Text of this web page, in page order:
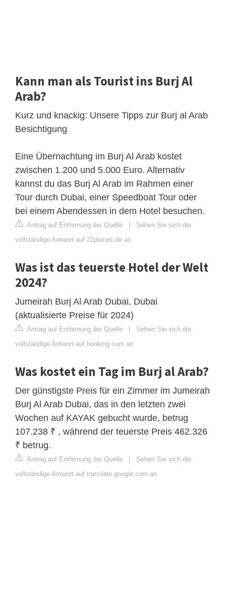
Kann man als Tourist ins Burj Al
Arab?
Kurz und knackig: Unsere Tipps zur Burj al Arab
Besichtigung
Eine Übernachtung im Burj Al Arab kostet
zwischen 1.200 und 5.000 Euro. Alternativ
kannst du das Burj Al Arab im Rahmen einer
Tour durch Dubai, einer Speedboat Tour oder
bei einem Abendessen in dem Hotel besuchen.
Antrag auf Entfernung der Quelle | Sehen Sie sich die
vollständige Antwort auf 22places.de an
Was ist das teuerste Hotel der Welt
2024?
Jumeirah Burj Al Arab Dubai, Dubai
(aktualisierte Preise für 2024)
Antrag auf Entfernung der Quelle | Sehen Sie sich die
vollständige Antwort auf booking.com an
Was kostet ein Tag im Burj al Arab?
Der günstigste Preis für ein Zimmer im Jumeirah
Burj Al Arab Dubai, das in den letzten zwei
Wochen auf KAYAK gebucht wurde, betrug
107.238 ₹ , während der teuerste Preis 462.326
₹ betrug.
Antrag auf Entfernung der Quelle | Sehen Sie sich die
vollständige Antwort auf translate.google.com an